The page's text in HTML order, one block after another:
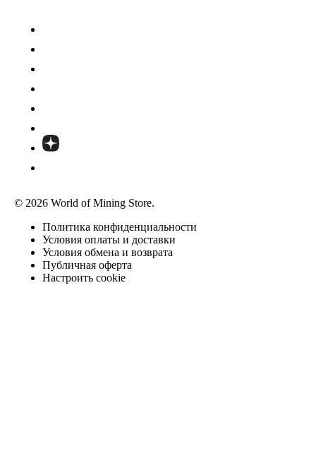
© 2026 World of Mining Store.
Политика конфиденциальности
Условия оплаты и доставки
Условия обмена и возврата
Публичная оферта
Настроить cookie